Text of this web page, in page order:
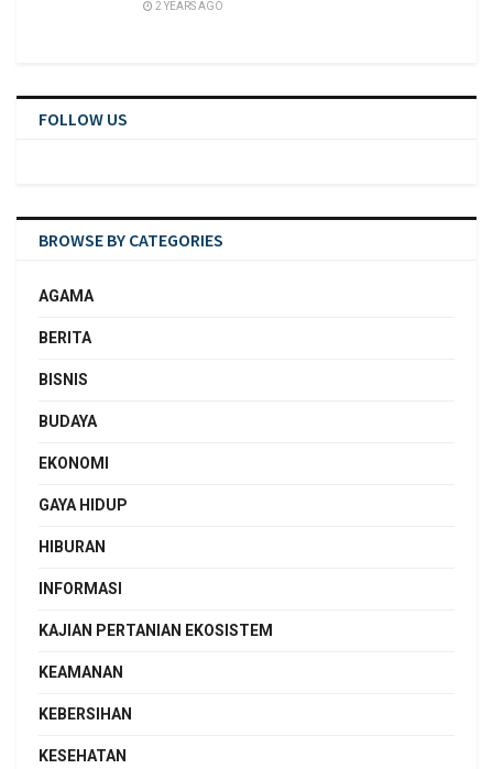
2 YEARS AGO
FOLLOW US
BROWSE BY CATEGORIES
AGAMA
BERITA
BISNIS
BUDAYA
EKONOMI
GAYA HIDUP
HIBURAN
INFORMASI
KAJIAN PERTANIAN EKOSISTEM
KEAMANAN
KEBERSIHAN
KESEHATAN